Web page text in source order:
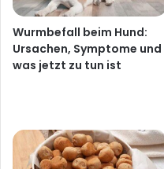
Wurmbefall beim Hund:
Ursachen, Symptome und
was jetzt zu tun ist